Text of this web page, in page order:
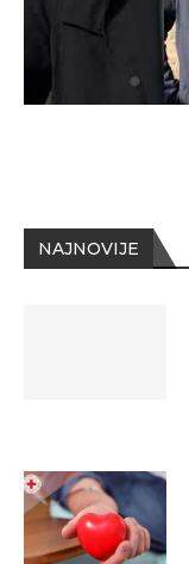
NAJNOVIJE